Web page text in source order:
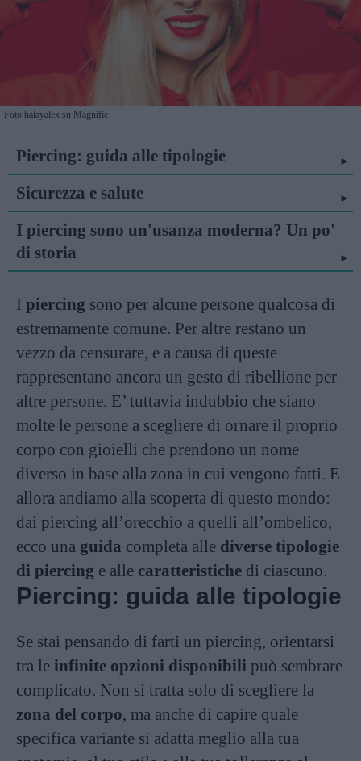
Foto halayalex su Magnific
Piercing: guida alle tipologie
Sicurezza e salute
I piercing sono un'usanza moderna? Un po'
di storia
I piercing sono per alcune persone qualcosa di
estremamente comune. Per altre restano un
vezzo da censurare, e a causa di queste
rappresentano ancora un gesto di ribellione per
altre persone. E’ tuttavia indubbio che siano
molte le persone a scegliere di ornare il proprio
corpo con gioielli che prendono un nome
diverso in base alla zona in cui vengono fatti. E
allora andiamo alla scoperta di questo mondo:
dai piercing all’orecchio a quelli all’ombelico,
ecco una guida completa alle diverse tipologie
di piercing e alle caratteristiche di ciascuno.
Piercing: guida alle tipologie
Se stai pensando di farti un piercing, orientarsi
tra le infinite opzioni disponibili può sembrare
complicato. Non si tratta solo di scegliere la
zona del corpo, ma anche di capire quale
specifica variante si adatta meglio alla tua